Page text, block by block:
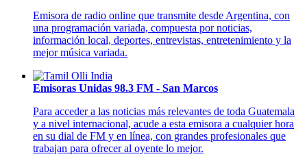
Emisora de radio online que transmite desde Argentina, con
una programación variada, compuesta por noticias,
información local, deportes, entrevistas, entretenimiento y la
mejor música variada.
Emisoras Unidas 98.3 FM - San Marcos
Para acceder a las noticias más relevantes de toda Guatemala
y a nivel internacional, acude a esta emisora a cualquier hora
en su dial de FM y en línea, con grandes profesionales que
trabajan para ofrecer al oyente lo mejor.